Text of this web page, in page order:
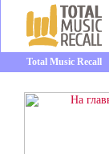
Total Music Recall